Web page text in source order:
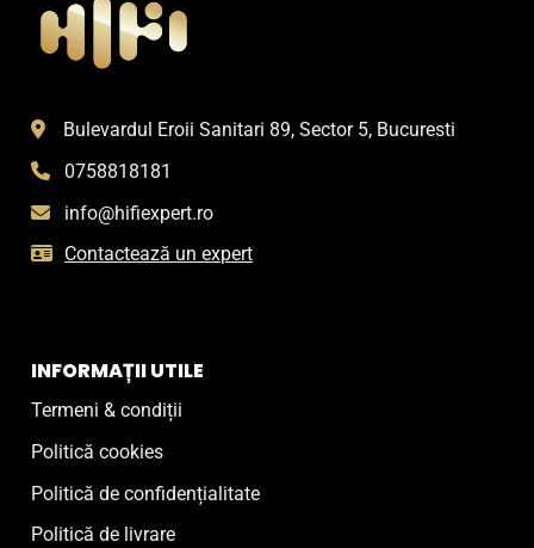
Bulevardul Eroii Sanitari 89, Sector 5, Bucuresti
0758818181
info@hifiexpert.ro
Contactează un expert
INFORMAȚII UTILE
Termeni & condiții
Politică cookies
Politică de confidențialitate
Politică de livrare